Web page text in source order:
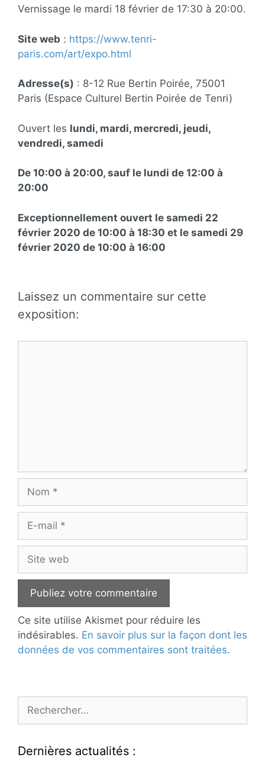
Vernissage le mardi 18 février de 17:30 à 20:00.
Site web : https://www.tenri-
paris.com/art/expo.html
Adresse(s) : 8-12 Rue Bertin Poirée, 75001
Paris (Espace Culturel Bertin Poirée de Tenri)
Ouvert les lundi, mardi, mercredi, jeudi,
vendredi, samedi
De 10:00 à 20:00, sauf le lundi de 12:00 à
20:00
Exceptionnellement ouvert le samedi 22
février 2020 de 10:00 à 18:30 et le samedi 29
février 2020 de 10:00 à 16:00
Laissez un commentaire sur cette
exposition:
Nom
Site
web
Ce site utilise Akismet pour réduire les
indésirables. En savoir plus sur la façon dont les
données de vos commentaires sont traitées.
Dernières actualités :